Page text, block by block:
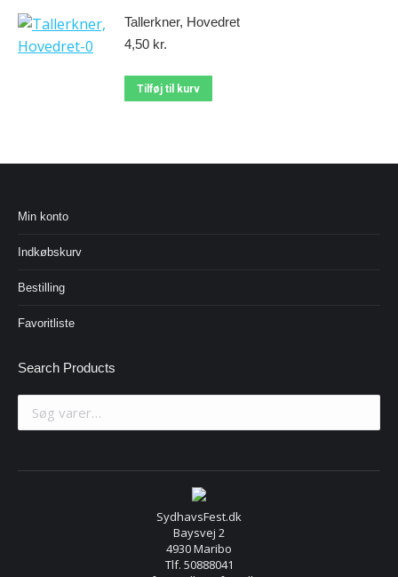
Tallerkner, Hovedret
4,50 kr.
Tilføj til kurv
Min konto
Indkøbskurv
Bestilling
Favoritliste
Search Products
SydhavsFest.dk
Baysvej 2
4930 Maribo
Tlf. 50888041